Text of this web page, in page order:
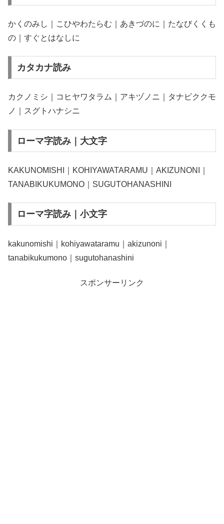
かくのみし｜こひやわたらむ｜あきづのに｜たなびくくも
の｜すぐとはなしに
カタカナ読み
カクノミシ｜コヒヤワタラム｜アキヅノニ｜タナビククモ
ノ｜スグトハナシニ
ローマ字読み｜大文字
KAKUNOMISHI｜KOHIYAWATARAMU｜AKIZUNONI｜
TANABIKUKUMONO｜SUGUTOHANASHINI
ローマ字読み｜小文字
kakunomishi｜kohiyawataramu｜akizunoni｜
tanabikukumono｜sugutohanashini
スポンサーリンク